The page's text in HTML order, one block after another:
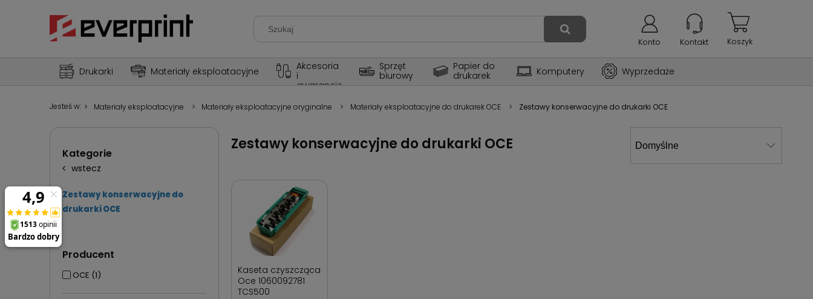
Koszyk
Kontakt
Konto
Drukarki Materiały eksploatacyjne
Akcesoria
i
gwarancje
Sprzęt
biurowy
Papier do
drukarek
Komputery Wyprzedaże
Jesteś w: > Materiały eksploatacyjne > Materiały eksploatacyjne oryginalne > Materiały eksploatacyjne do drukarek OCE > Zestawy konserwacyjne do drukarki OCE
Kategorie
wstecz
Zestawy konserwacyjne do
drukarki OCE
Producent
OCE (1)
Zestawy konserwacyjne do drukarki OCE
Kaseta czyszcząca
Oce 1060092781
TCS500